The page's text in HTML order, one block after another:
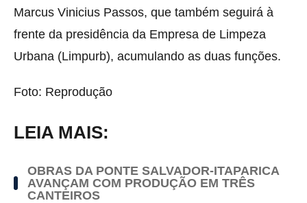
Marcus Vinicius Passos, que também seguirá à
frente da presidência da Empresa de Limpeza
Urbana (Limpurb), acumulando as duas funções.
Foto: Reprodução
LEIA MAIS:
OBRAS DA PONTE SALVADOR-ITAPARICA
AVANÇAM COM PRODUÇÃO EM TRÊS
CANTEIROS